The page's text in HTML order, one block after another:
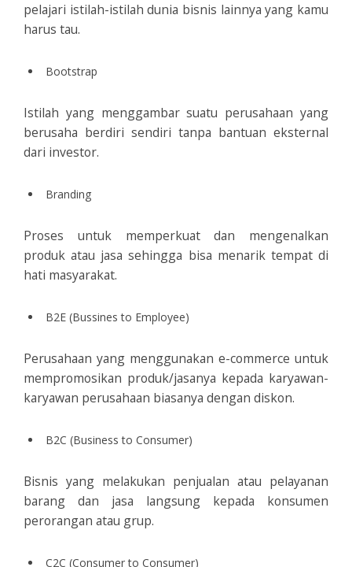
pelajari istilah-istilah dunia bisnis lainnya yang kamu
harus tau.
Bootstrap
Istilah yang menggambar suatu perusahaan yang
berusaha berdiri sendiri tanpa bantuan eksternal
dari investor.
Branding
Proses untuk memperkuat dan mengenalkan
produk atau jasa sehingga bisa menarik tempat di
hati masyarakat.
B2E (Bussines to Employee)
Perusahaan yang menggunakan e-commerce untuk
mempromosikan produk/jasanya kepada karyawan-
karyawan perusahaan biasanya dengan diskon.
B2C (Business to Consumer)
Bisnis yang melakukan penjualan atau pelayanan
barang dan jasa langsung kepada konsumen
perorangan atau grup.
C2C (Consumer to Consumer)